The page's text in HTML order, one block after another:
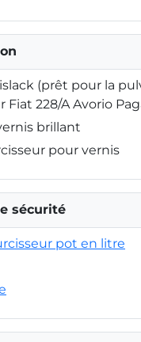
(prêt pour la
Fiat 228/A Avorio
brillant
pour vernis
sécurité
pot en litre